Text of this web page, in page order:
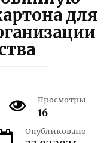
для
Просмотры
16
Опубликовано